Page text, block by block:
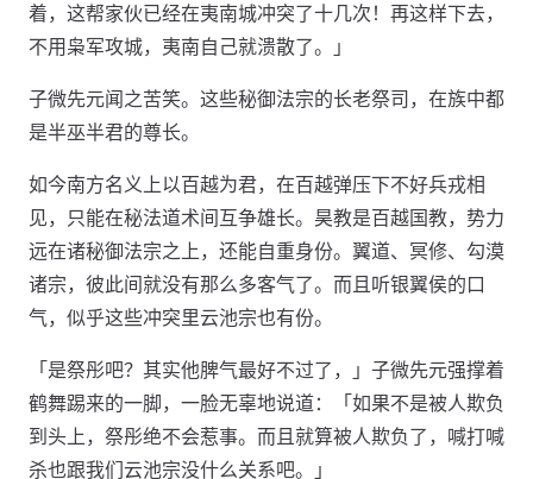
着，这帮家伙已经在夷南城冲突了十几次！再这样下去，
不用枭军攻城，夷南自己就溃散了。」
子微先元闻之苦笑。这些秘御法宗的长老祭司，在族中都
是半巫半君的尊长。
如今南方名义上以百越为君，在百越弹压下不好兵戎相
见，只能在秘法道术间互争雄长。昊教是百越国教，势力
远在诸秘御法宗之上，还能自重身份。翼道、冥修、勾漠
诸宗，彼此间就没有那么多客气了。而且听银翼侯的口
气，似乎这些冲突里云池宗也有份。
「是祭彤吧？其实他脾气最好不过了，」子微先元强撑着
鹤舞踢来的一脚，一脸无辜地说道：「如果不是被人欺负
到头上，祭彤绝不会惹事。而且就算被人欺负了，喊打喊
杀也跟我们云池宗没什么关系吧。」